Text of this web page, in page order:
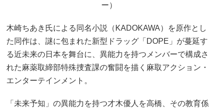
ー）
木崎ちあき氏による同名小説（KADOKAWA）を原作とし
た同作は、謎に包まれた新型ドラッグ「DOPE」が蔓延す
る近未来の日本を舞台に、異能力を持つメンバーで構成さ
れた麻薬取締部特殊捜査課の奮闘を描く麻取アクション・
エンターテインメント。
「未来予知」の異能力を持つ才木優人を高橋、その教育係